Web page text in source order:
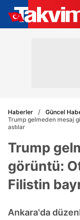
Haberler
Güncel
Trump gelmeden mesaj
astılar
Trump
görüntü:
Filistin
Ankara'da